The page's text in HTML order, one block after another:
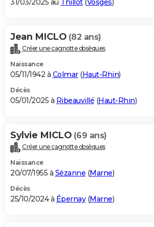
31/03/2025 au Thillot(Vosges)
Jean MICLO (82 ans)
Créer une cagnotte obsèques
Naissance
05/11/1942 à Colmar(Haut-Rhin)
Décès
05/01/2025 à Ribeauvillé (Haut-Rhin)
Sylvie MICLO (69 ans)
Créer une cagnotte obsèques
Naissance
20/07/1955 à Sézanne (Marne)
Décès
25/10/2024 à Épernay(Marne)